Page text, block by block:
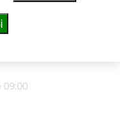
sanoo
myös
09:00